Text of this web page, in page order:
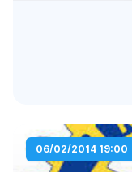
06/02/2014 19:00